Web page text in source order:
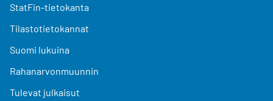
StatFin-tietokanta
Tilastotietokannat
Suomi lukuina
Rahanarvonmuunnin
Tulevat julkaisut